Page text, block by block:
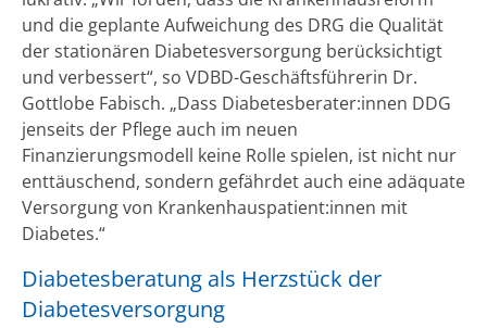
und die geplante Aufweichung des DRG die Qualität
der stationären Diabetesversorgung berücksichtigt
und verbessert“, so VDBD-Geschäftsführerin Dr.
Gottlobe Fabisch. „Dass Diabetesberater:innen DDG
jenseits der Pflege auch im neuen
Finanzierungsmodell keine Rolle spielen, ist nicht nur
enttäuschend, sondern gefährdet auch eine adäquate
Versorgung von Krankenhauspatient:innen mit
Diabetes.“
Diabetesberatung als Herzstück der
Diabetesversorgung